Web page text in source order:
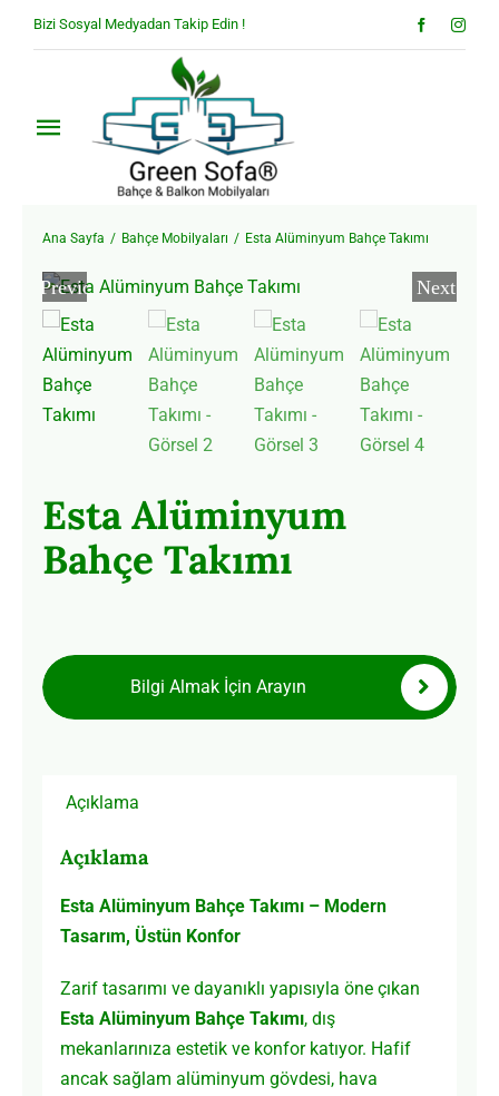
Bizi Sosyal Medyadan Takip Edin !
Toggle
Navigation
Ürünler
Blog
Ana Sayfa Bahçe Mobilyaları Esta Alüminyum Bahçe Takımı
Previous Next
Esta Alüminyum
Bahçe Takımı
Bilgi Almak İçin Arayın
Açıklama
Açıklama
Esta Alüminyum Bahçe Takımı – Modern
Tasarım, Üstün Konfor
Zarif tasarımı ve dayanıklı yapısıyla öne çıkan
Esta Alüminyum Bahçe Takımı, dış
mekanlarınıza estetik ve konfor katıyor. Hafif
ancak sağlam alüminyum gövdesi, hava